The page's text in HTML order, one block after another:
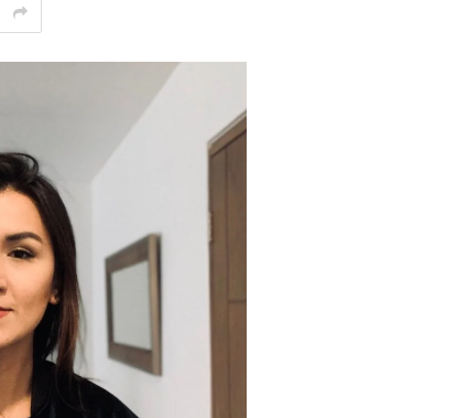
La competencia en redes
3 agosto, 2026